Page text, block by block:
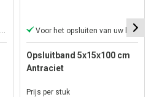
Voor het opsluiten van bestrating Voor het opsluiten van uw bestrating
Opsluitband 5x15x100 cm
Antraciet
Prijs per stuk